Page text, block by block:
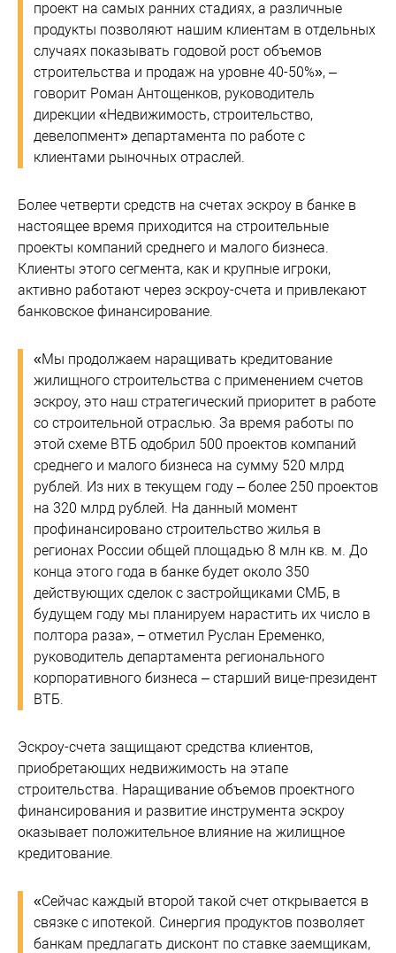
проект на самых ранних стадиях, а различные
продукты позволяют нашим клиентам в отдельных
случаях показывать годовой рост объемов
строительства и продаж на уровне 40-50%», –
говорит Роман Антощенков, руководитель
дирекции «Недвижимость, строительство,
девелопмент» департамента по работе с
клиентами рыночных отраслей.
Более четверти средств на счетах эскроу в банке в
настоящее время приходится на строительные
проекты компаний среднего и малого бизнеса.
Клиенты этого сегмента, как и крупные игроки,
активно работают через эскроу-счета и привлекают
банковское финансирование.
«Мы продолжаем наращивать кредитование
жилищного строительства с применением счетов
эскроу, это наш стратегический приоритет в работе
со строительной отраслью. За время работы по
этой схеме ВТБ одобрил 500 проектов компаний
среднего и малого бизнеса на сумму 520 млрд
рублей. Из них в текущем году – более 250 проектов
на 320 млрд рублей. На данный момент
профинансировано строительство жилья в
регионах России общей площадью 8 млн кв. м. До
конца этого года в банке будет около 350
действующих сделок с застройщиками СМБ, в
будущем году мы планируем нарастить их число в
полтора раза», − отметил Руслан Еременко,
руководитель департамента регионального
корпоративного бизнеса – старший вице-президент
ВТБ.
Эскроу-счета защищают средства клиентов,
приобретающих недвижимость на этапе
строительства. Наращивание объемов проектного
финансирования и развитие инструмента эскроу
оказывает положительное влияние на жилищное
кредитование.
«Сейчас каждый второй такой счет открывается в
связке с ипотекой. Синергия продуктов позволяет
банкам предлагать дисконт по ставке заемщикам,